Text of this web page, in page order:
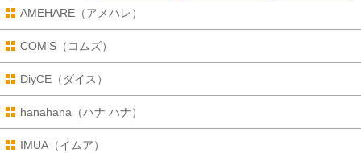
AMEHARE（アメハレ）
COM’S（コムズ）
DiyCE（ダイス）
hanahana（ハナ ハナ）
IMUA（イムア）